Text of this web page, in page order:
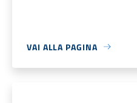
VAI ALLA PAGINA